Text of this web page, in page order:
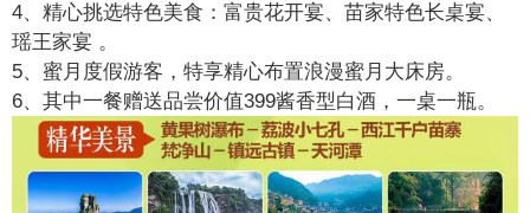
4、精心挑选特色美食：富贵花开宴、苗家特色长桌宴、
瑶王家宴 。
5、蜜月度假游客，特享精心布置浪漫蜜月大床房。
6、其中一餐赠送品尝价值399酱香型白酒，一桌一瓶。